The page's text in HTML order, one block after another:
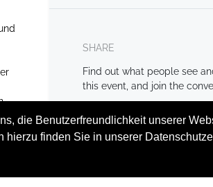
die Benutzerfreundlichkeit unserer
finden Sie in unserer
SHARE
Find out what people see
this event, and join the